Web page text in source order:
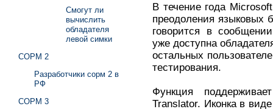
В течение года
преодоления языковых
говорится в
уже доступна
остальных
тестирования.
Функция
Translator. Иконка в
Смогут ли
вычислить
обладателя
левой симки
СОРМ 2
Разработчики сорм 2 в
РФ
СОРМ 3